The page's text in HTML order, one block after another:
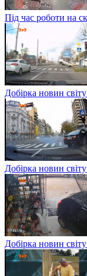
Під час роботи на
Добірка новин
Добірка новин
Добірка новин